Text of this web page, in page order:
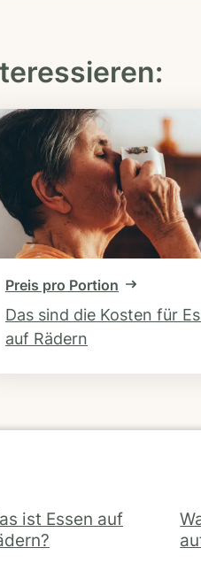
Preis pro Portion
Das sind die Kosten für
auf Rädern
ist Essen auf